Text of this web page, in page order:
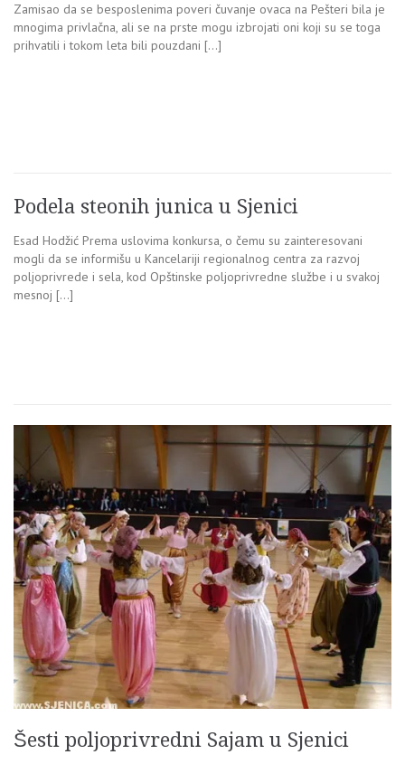
Zamisao da se besposlenima poveri čuvanje ovaca na Pešteri bila je
mnogima privlačna, ali se na prste mogu izbrojati oni koji su se toga
prihvatili i tokom leta bili pouzdani […]
Podela steonih junica u Sjenici
Esad Hodžić Prema uslovima konkursa, o čemu su zainteresovani
mogli da se informišu u Kancelariji regionalnog centra za razvoj
poljoprivrede i sela, kod Opštinske poljoprivredne službe i u svakoj
mesnoj […]
Šesti poljoprivredni Sajam u Sjenici